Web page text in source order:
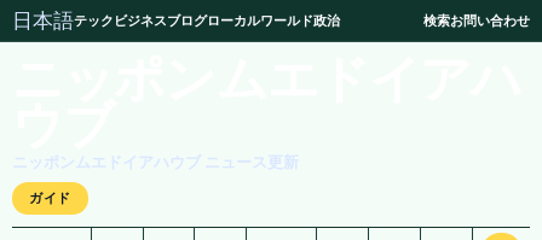
日本語テック ビジネスブログローカルワールド政治 検索お問い合わせ
ニッポンムエドイアハウブ ニュース更新
ガイド